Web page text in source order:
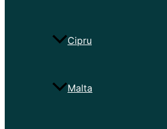
Cipru
Malta